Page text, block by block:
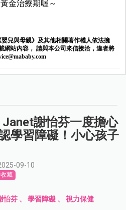
金治療期喔～
兒與母親》及其他相關著作權人依法擁
網站內容， 請與本公司來信接洽，違者將
謝怡芬一度擔心
學習障礙！小心孩子
09-10
收藏
怡芬 、學習障礙 、視力保健